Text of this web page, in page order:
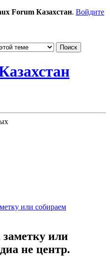
Forum Казахстан. Войдите
или собираем
или
не центр.